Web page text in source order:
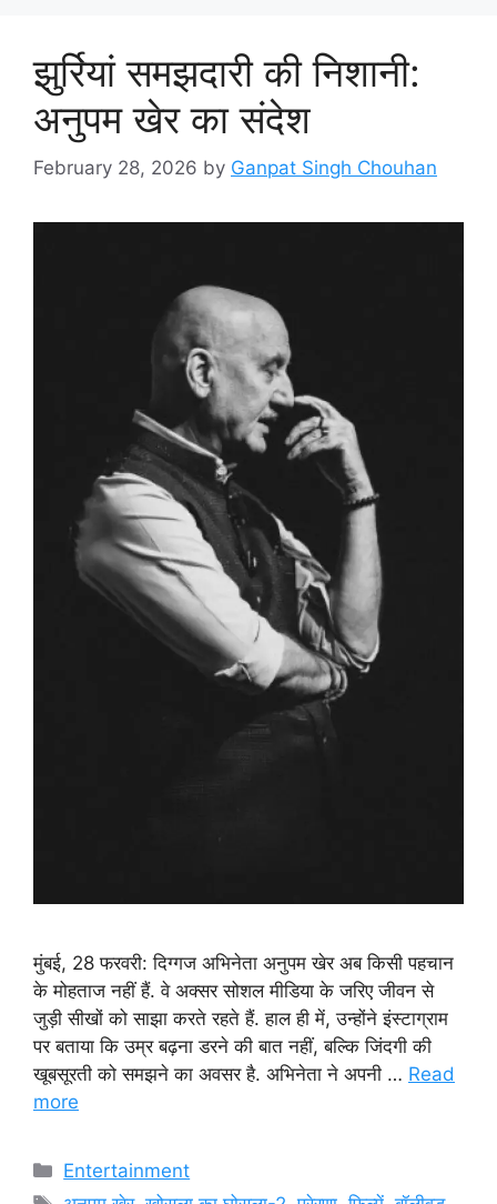
झुर्रियां समझदारी की निशानी:
अनुपम खेर का संदेश
February 28, 2026 by Ganpat Singh Chouhan
मुंबई, 28 फरवरी: दिग्गज अभिनेता अनुपम खेर अब किसी पहचान
के मोहताज नहीं हैं. वे अक्सर सोशल मीडिया के जरिए जीवन से
जुड़ी सीखों को साझा करते रहते हैं. हाल ही में, उन्होंने इंस्टाग्राम
पर बताया कि उम्र बढ़ना डरने की बात नहीं, बल्कि जिंदगी की
खूबसूरती को समझने का अवसर है. अभिनेता ने अपनी … Read
more
Categories
Entertainment